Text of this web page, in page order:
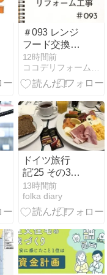
＃093 レンジ
フード交換工
事
12時間前
ココデリフォーム筑西店のブログ
ドイツ旅行
記'25 その30
＝フランクフ
ルト街歩き。
＝
13時間前
folka diary